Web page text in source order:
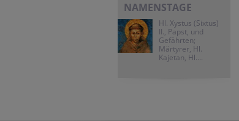
NAMENSTAGE
Hl. Xystus (Sixtus)
II., Papst, und
Gefährten;
Märtyrer, Hl.
Kajetan, Hl....